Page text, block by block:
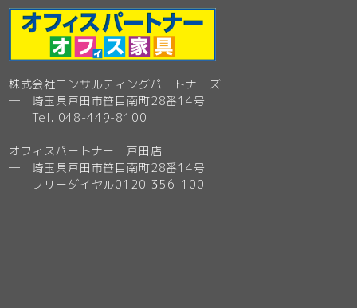
株式会社コンサルティングパートナーズ
─ 埼玉県戸田市笹目南町28番14号
Tel. 048-449-8100
オフィスパートナー 戸田店
─ 埼玉県戸田市笹目南町28番14号
フリーダイヤル0120-356-100